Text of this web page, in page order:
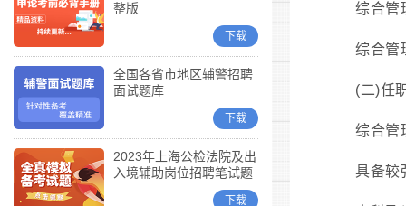
整版
下载
全国各省市地区辅警招聘
面试题库
下载
2023年上海公检法院及出
入境辅助岗位招聘笔试题
下载
综合管
综合管
(二)任
综合管
具备较